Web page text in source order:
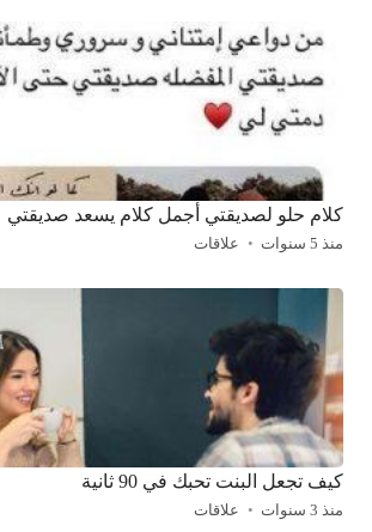
كلام حلو لصديقتي أجمل كلام يسعد صديقتي
منذ 5 سنوات علاقات
كيف تجعل البنت تحبك في 90 ثانية
منذ 3 سنوات علاقات